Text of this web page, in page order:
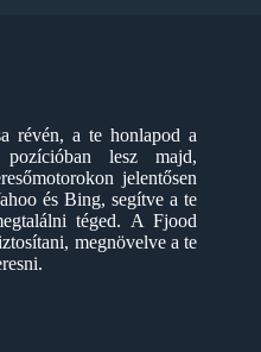
révén, a te honlapod a
pozícióban lesz majd,
jelentősen
és Bing, segítve a te
téged. A Fjood
megnövelve a te